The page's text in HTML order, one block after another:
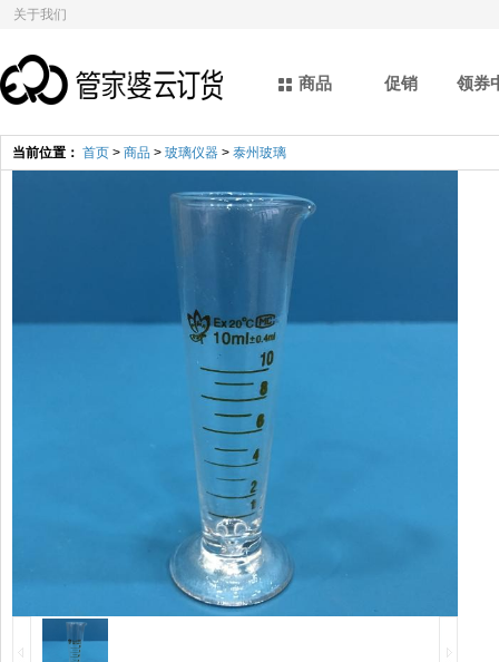
关于我们
商品 促销 领券
当前位置： 首页 > 商品 > 玻璃仪器 > 泰州玻璃